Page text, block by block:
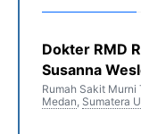
Dokter RMD
Susanna
Rumah Sakit Murni
Medan, Sumatera